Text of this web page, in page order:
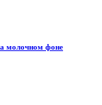
молочном фоне